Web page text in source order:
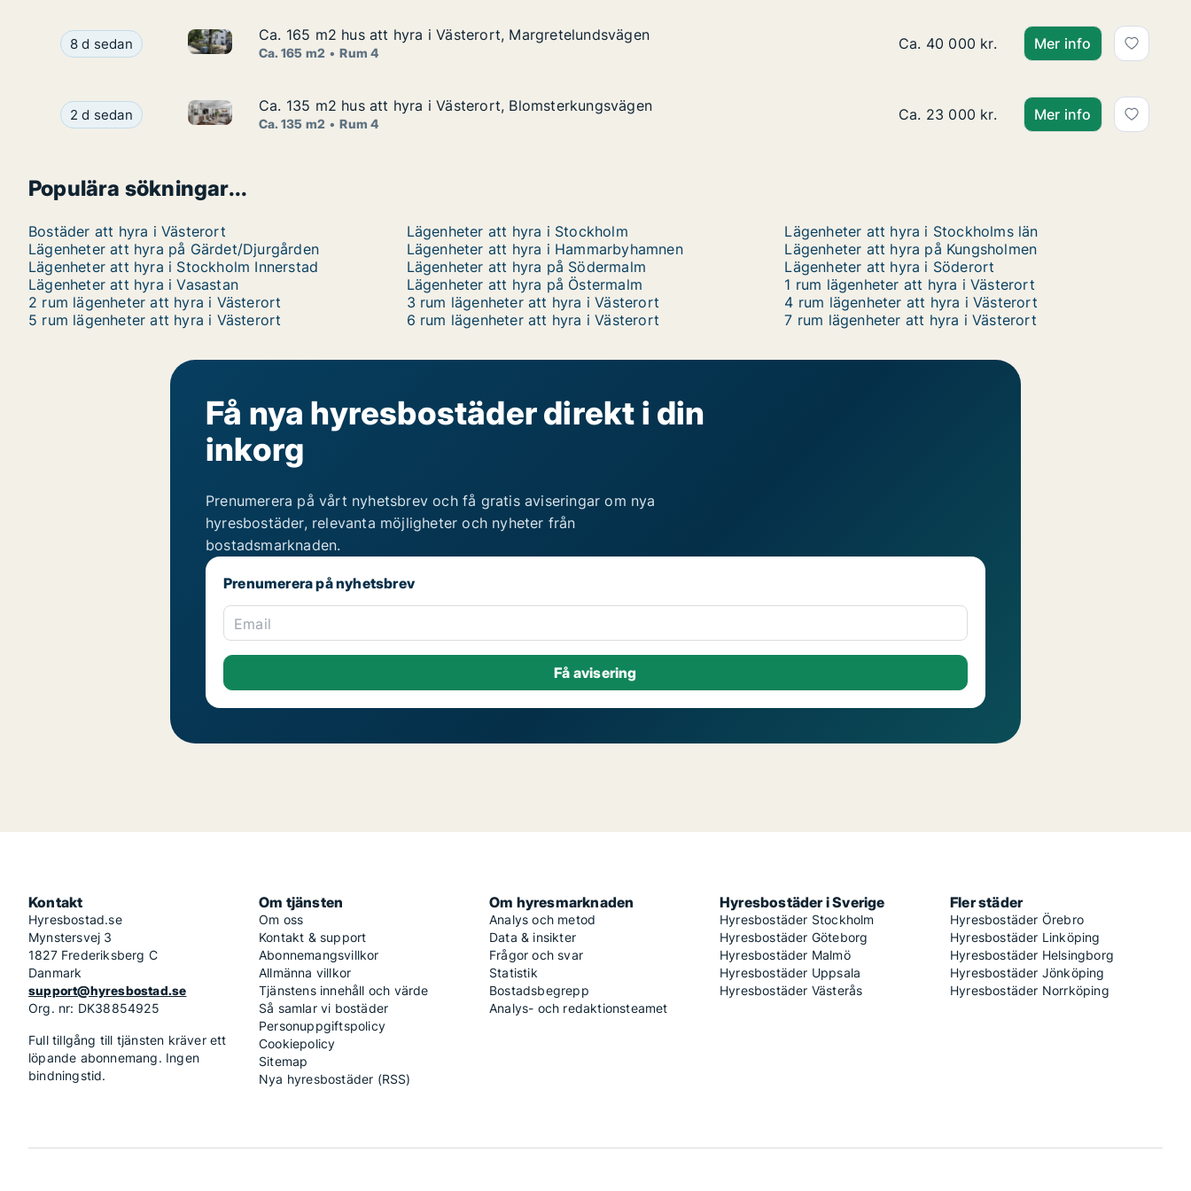
Ca. 165 m2 hus att hyra i Västerort, Margretelundsvägen
8 d sedan Ca. 165 m2 hus att hyra i Västerort, Margretelundsvägen
Ca. 165 m2 hus att hyra i Västerort, Margretelundsvägen
Ca. 165 m2 hus att hyra i Västerort, Margretelundsvägen
Ca. 165 m2 Rum 4
Ca. 165 m2 hus att hyra i Västerort,
Ca. 40 000 kr. Mer info
Ca. 135 m2 hus att hyra i Västerort, Blomsterkungsvägen
2 d sedan Ca. 135 m2 hus att hyra i Västerort, Blomsterkungsvägen
Ca. 135 m2 hus att hyra i Västerort, Blomsterkungsvägen
Ca. 135 m2 hus att hyra i Västerort, Blomsterkungsvägen
Ca. 135 m2 Rum 4
Ca. 135 m2 hus att hyra i Västerort,
Ca. 23 000 kr. Mer info
Populära sökningar...
Bostäder att hyra i Västerort Lägenheter att hyra i Stockholm
Lägenheter att hyra i Stockholms län
Lägenheter att hyra på Gärdet/Djurgården
Lägenheter att hyra i Hammarbyhamnen
Lägenheter att hyra på Kungsholmen
Lägenheter att hyra i Stockholm Innerstad
Lägenheter att hyra på Södermalm
Lägenheter att hyra i Söderort
Lägenheter att hyra i Vasastan
Lägenheter att hyra på Östermalm
1 rum lägenheter att hyra i Västerort
2 rum lägenheter att hyra i Västerort
3 rum lägenheter att hyra i Västerort
4 rum lägenheter att hyra i Västerort
5 rum lägenheter att hyra i Västerort
6 rum lägenheter att hyra i Västerort 7 rum lägenheter att hyra i Västerort
Få nya hyresbostäder direkt i din
inkorg
Prenumerera på vårt nyhetsbrev och få gratis aviseringar om nya
hyresbostäder, relevanta möjligheter och nyheter från
bostadsmarknaden.
Prenumerera på nyhetsbrev
Email
Kontakt
Hyresbostad.se
Mynstersvej 3
1827 Frederiksberg C
Danmark
support@hyresbostad.se
Org. nr: DK38854925
Full tillgång till tjänsten kräver ett
löpande abonnemang. Ingen
bindningstid.
Om tjänsten
Om oss
Kontakt & support
Abonnemangsvillkor
Allmänna villkor
Tjänstens innehåll och värde
Så samlar vi bostäder
Personuppgiftspolicy
Cookiepolicy
Sitemap
Nya hyresbostäder (RSS)
Om hyresmarknaden
Analys och metod
Data & insikter
Frågor och svar
Statistik
Bostadsbegrepp
Analys- och redaktionsteamet
Hyresbostäder i Sverige
Hyresbostäder Stockholm
Hyresbostäder Göteborg
Hyresbostäder Malmö
Hyresbostäder Uppsala
Hyresbostäder Västerås
Fler städer
Hyresbostäder Örebro
Hyresbostäder Linköping
Hyresbostäder Helsingborg
Hyresbostäder Jönköping
Hyresbostäder Norrköping